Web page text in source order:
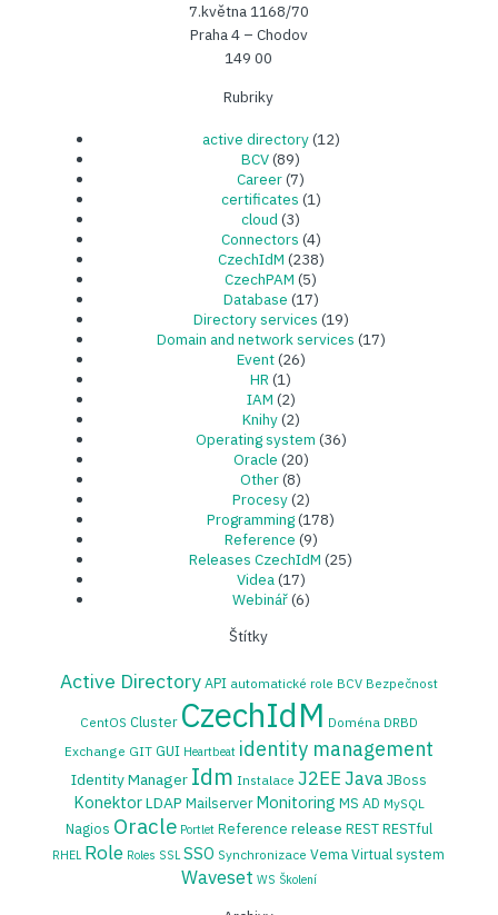
7.května 1168/70
Praha 4 – Chodov
149 00
Rubriky
active directory(12)
BCV(89)
Career(7)
certificates (1)
cloud (3)
Connectors (4)
CzechIdM (238)
CzechPAM (5)
Database (17)
Directory services (19)
Domain and network services (17)
Event(26)
HR (1)
IAM (2)
Knihy(2)
Operating system (36)
Oracle (20)
Other(8)
Procesy(2)
Programming(178)
Reference (9)
Releases CzechIdM (25)
Videa(17)
Webinář(6)
Štítky
Active DirectoryAPI automatické role BCV Bezpečnost
CentOS Cluster CzechIdM Doména DRBD
Exchange GIT GUI Heartbeat identity management
Identity Manager Idm Instalace J2EEJavaJBoss
KonektorLDAP Mailserver Monitoring MS AD MySQL
Nagios Oracle Portlet Reference release RESTRESTful
RHEL Role Roles SSL SSO Synchronizace Vema Virtual system
Waveset WS Školení